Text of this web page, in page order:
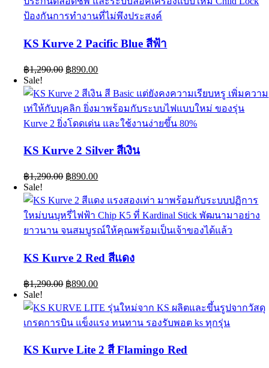
KS Kurve 2 Pacific Blue สีฟ้า
฿1,290.00 Original
was:
฿1,290.00.
฿890.00Current
is:
฿890.00.
Sale!
KS Kurve 2 Silver สีเงิน
฿1,290.00 Original
was:
฿1,290.00.
฿890.00Current
is:
฿890.00.
Sale!
KS Kurve 2 Red สีแดง
฿1,290.00 Original
was:
฿1,290.00.
฿890.00Current
is:
฿890.00.
Sale!
KS Kurve Lite 2 สี Flamingo Red